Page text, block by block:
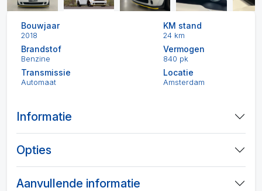
Bouwjaar
2018
KM stand
24 km
Brandstof
Benzine
Vermogen
840 pk
Transmissie
Automaat
Locatie
Amsterdam
Informatie
Opties
Aanvullende informatie